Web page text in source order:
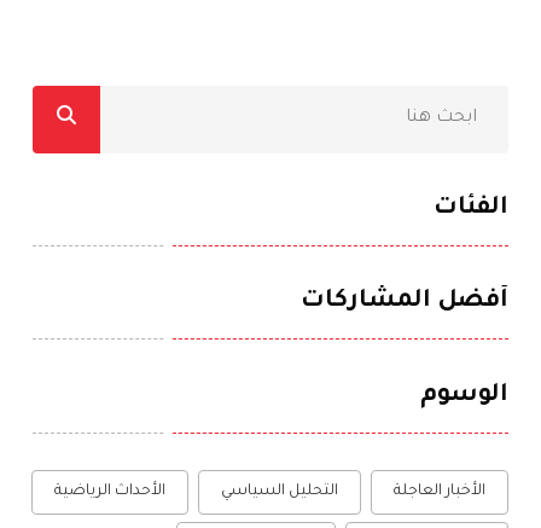
الفئات
أفضل المشاركات
الوسوم
الأخبار العاجلة التحليل السياسي الأحداث الرياضية